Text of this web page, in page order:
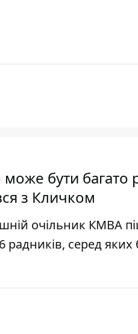
бути багато
з Кличком
очільник КМВА
серед